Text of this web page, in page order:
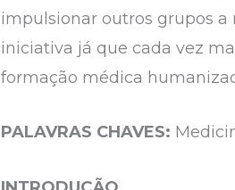
impulsionar outros grupos
iniciativa já que cada vez
formação médica
PALAVRAS CHAVES: